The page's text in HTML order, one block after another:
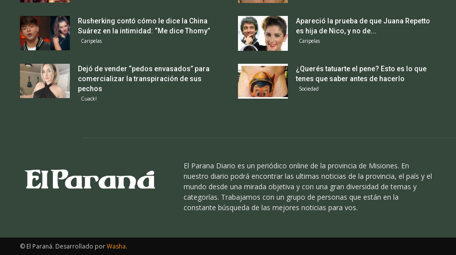
Rusherking contó cómo le dice la China
Suárez en la intimidad: “Me dice Thomy”
Caripelas
Dejó de vender “pedos envasados” para
comercializar la transpiración de sus
pechos
Cuack!
Apareció la prueba de que Juana Repetto
es hija de Nico, y no de...
Caripelas
¿Querés tatuarte el pene? Esto es lo que
tenes que saber antes de hacerlo
Sociedad
El Parana Diario es un periódico online de la provincia de Misiones. En
nuestro diario podrá encontrar las ultimas noticias de la provincia, el país y el
mundo desde una mirada objetiva y con una gran diversidad de temas y
categorías. Trabajamos con un grupo de personas que están en la
constante búsqueda de las mejores noticias para vos.
© El Paraná. Desarrollado porWasha.